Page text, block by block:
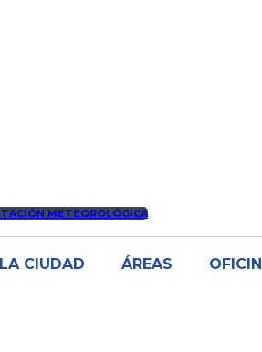
METEOROLÓGICA
LA CIUDAD ÁREAS